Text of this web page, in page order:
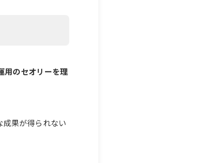
用のセオリーを理
果が得られない